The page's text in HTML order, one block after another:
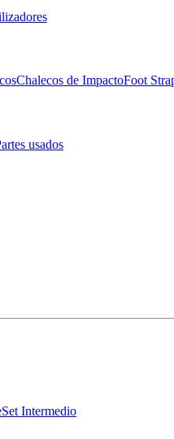
Chalecos de ImpactoFoot
usados
Set Intermedio